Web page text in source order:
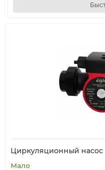
Циркуляционный насос
Мало